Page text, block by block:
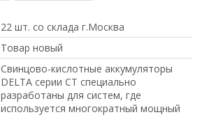
22 шт. со склада г.Москва
Товар новый
Свинцово-кислотные аккумуляторы
DELTA серии CT специально
разработаны для систем, где
используется многократный мощный